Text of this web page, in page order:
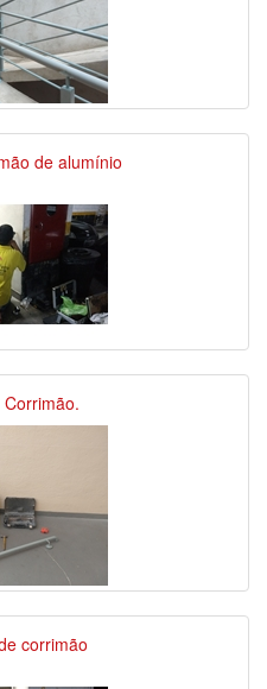
de alumínio
corrimão